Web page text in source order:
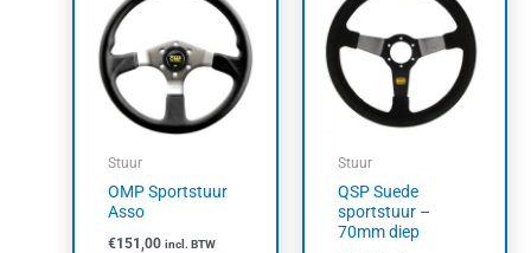
Stuur
OMP Sportstuur
Asso
€151,00 incl. BTW
Stuur
QSP Suede
sportstuur –
70mm diep